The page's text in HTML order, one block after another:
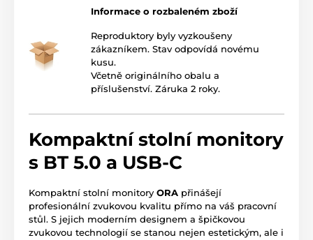
Informace o rozbaleném zboží
Reproduktory byly vyzkoušeny
zákazníkem. Stav odpovídá novému
kusu.
Včetně originálního obalu a
příslušenství. Záruka 2 roky.
Kompaktní stolní monitory
s BT 5.0 a USB-C
Kompaktní stolní monitory ORA přinášejí
profesionální zvukovou kvalitu přímo na váš pracovní
stůl. S jejich moderním designem a špičkovou
zvukovou technologií se stanou nejen estetickým, ale i